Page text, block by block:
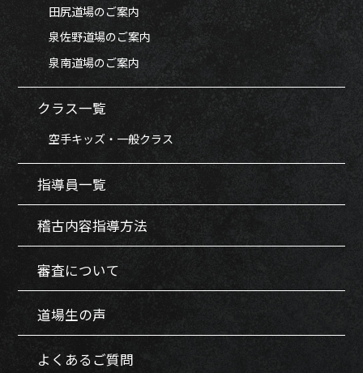
田尻道場のご案内
泉佐野道場のご案内
泉南道場のご案内
クラス一覧
空手キッズ・一般クラス
指導員一覧
稽古内容指導方法
審査について
道場生の声
よくあるご質問